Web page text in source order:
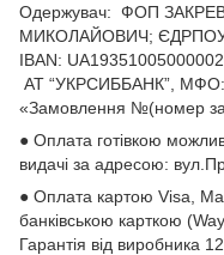
Одержувач: ФОП
МИКОЛАЙОВИЧ;
ІВАN:
АТ “УКРСИББАНК”, МФО:
«Замовлення №(номер
● Оплата готівкою
видачі за адресою:
● Оплата картою Visa,
банківською карткою
Гарантія від виробника 12